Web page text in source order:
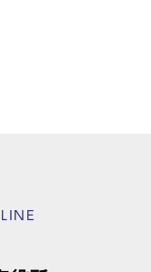
LINE